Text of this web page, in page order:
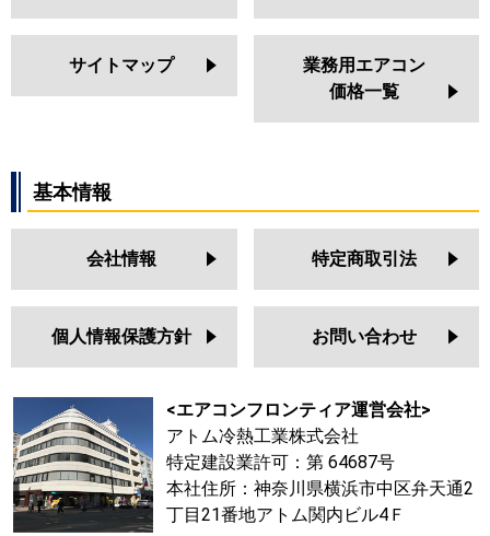
サイトマップ
業務用エアコン
価格一覧
基本情報
会社情報 特定商取引法
個人情報保護方針 お問い合わせ
<エアコンフロンティア運営会社>
アトム冷熱工業株式会社
特定建設業許可：第 64687号
本社住所：神奈川県横浜市中区弁天通2
丁目21番地アトム関内ビル4Ｆ